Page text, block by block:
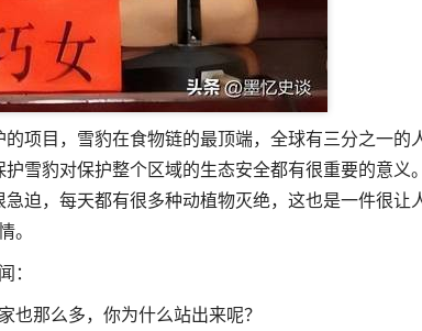
项目，雪豹在食物链的最顶端，全球有三分之一的
雪豹对保护整个区域的生态安全都有很重要的意义
迫，每天都有很多种动植物灭绝，这也是一件很让
。
：
也那么多，你为什么站出来呢？